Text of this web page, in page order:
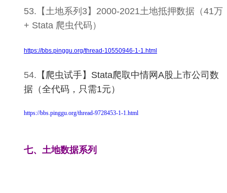
53. 【土地系列3】 2000-2021土地抵押数据（41万
+ Stata 爬虫代码）
https://bbs.pinggu.org/thread-10550946-1-1.html
54. 【爬虫试手】Stata爬取中情网A股上市公司数
据（全代码，只需1元）
https://bbs.pinggu.org/thread-9728453-1-1.html
七、土地数据系列